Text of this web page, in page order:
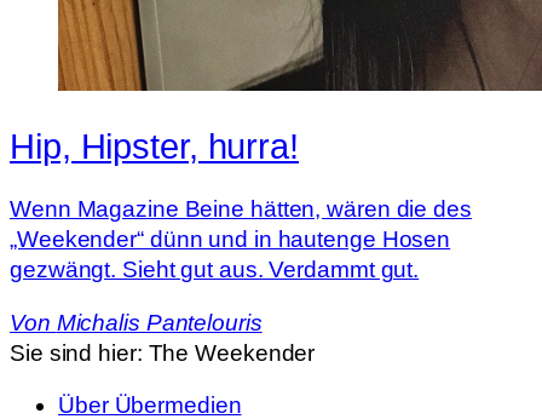
Hip, Hipster, hurra!
Wenn Magazine Beine hätten, wären die des
„Weekender“ dünn und in hautenge Hosen
gezwängt. Sieht gut aus. Verdammt gut.
Von Michalis Pantelouris
Sie sind hier: The Weekender
Über Übermedien